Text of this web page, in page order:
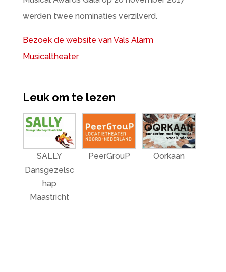
werden twee nominaties verzilverd.
Bezoek de website van Vals Alarm
Musicaltheater
Leuk om te lezen
SALLY
Dansgezelsc
hap
Maastricht
PeerGrouP Oorkaan